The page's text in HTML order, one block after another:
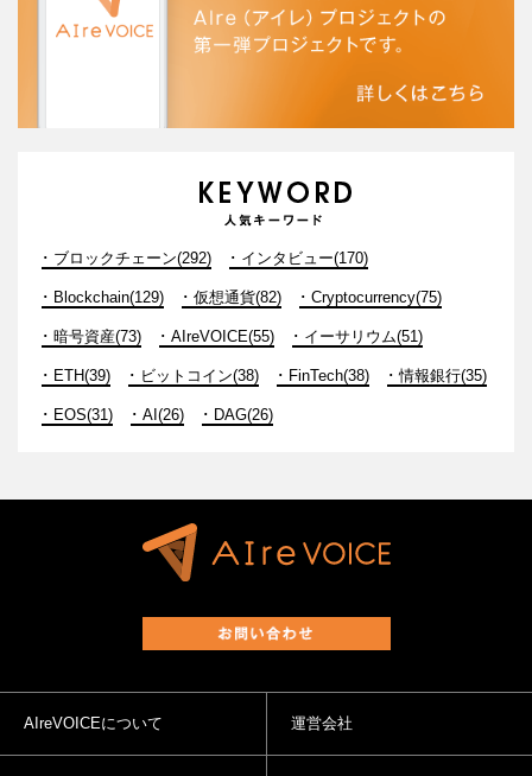
ブロックチェーン(292) インタビュー(170)
Blockchain(129) 仮想通貨(82) Cryptocurrency(75)
暗号資産(73) AIreVOICE(55) イーサリウム(51)
ETH(39) ビットコイン(38) FinTech(38) 情報銀行(35)
EOS(31) AI(26) DAG(26)
AIreVOICEについて 運営会社